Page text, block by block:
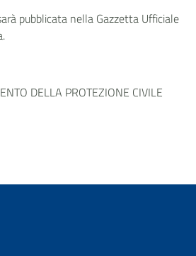
pubblicata nella Gazzetta Ufficiale
DELLA PROTEZIONE CIVILE
Civile